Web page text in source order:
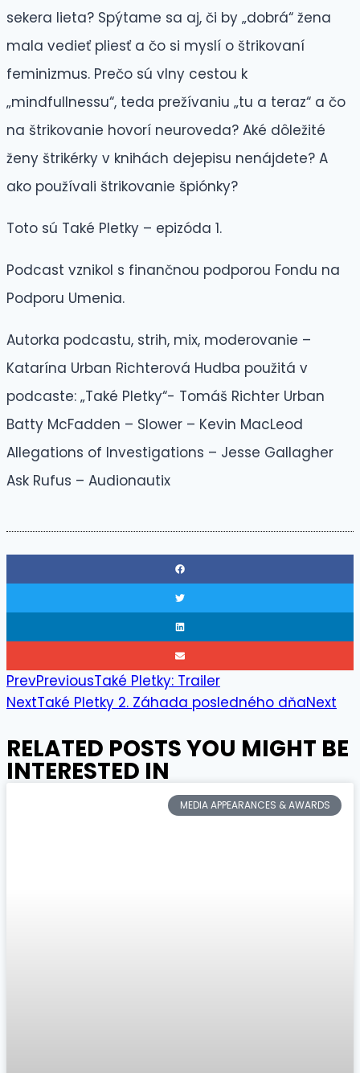
sekera lieta? Spýtame sa aj, či by „dobrá“ žena
mala vedieť pliesť a čo si myslí o štrikovaní
feminizmus. Prečo sú vlny cestou k
„mindfullnessu“, teda prežívaniu „tu a teraz“ a čo
na štrikovanie hovorí neuroveda? Aké dôležité
ženy štrikérky v knihách dejepisu nenájdete? A
ako používali štrikovanie špiónky?
Toto sú Také Pletky – epizóda 1.
Podcast vznikol s finančnou podporou Fondu na
Podporu Umenia.
Autorka podcastu, strih, mix, moderovanie –
Katarína Urban Richterová Hudba použitá v
podcaste: „Také Pletky“- Tomáš Richter Urban
Batty McFadden – Slower – Kevin MacLeod
Allegations of Investigations – Jesse Gallagher
Ask Rufus – Audionautix
PrevPreviousTaké Pletky: Trailer
NextTaké Pletky 2. Záhada posledného dňaNext
RELATED POSTS YOU MIGHT BE
INTERESTED IN
MEDIA APPEARANCES & AWARDS